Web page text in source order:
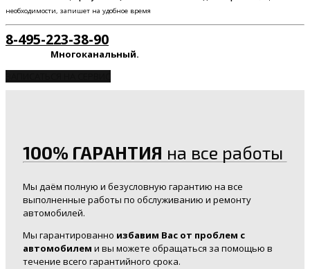
необходимости, запишет на удобное время
8-495-223-38-90
Многоканальный.
100% ГАРАНТИЯ на все работы
Мы даём полную и безусловную гарантию на все
выполненные работы по обслуживанию и ремонту
автомобилей.
Мы гарантированно избавим Вас от проблем с
автомобилем и вы можете обращаться за помощью в
течение всего гарантийного срока.